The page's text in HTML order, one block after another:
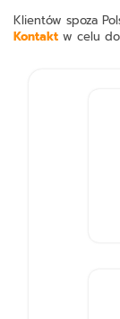
Klientów spoza
Kontakt w celu